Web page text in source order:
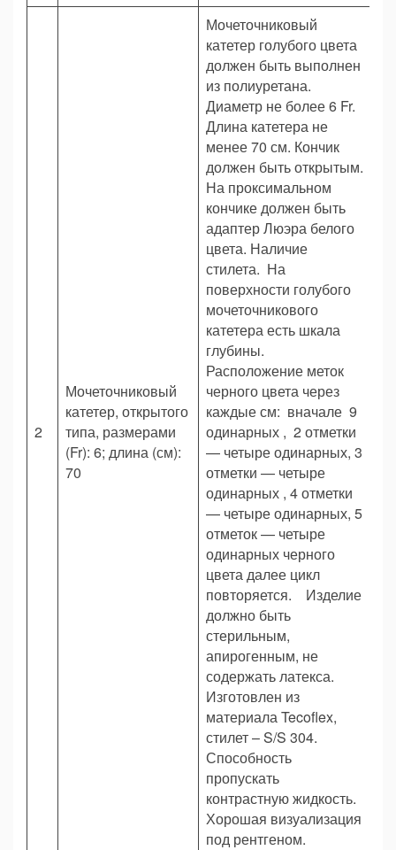
2
Мочеточниковый
катетер, открытого
типа, размерами
(Fr): 6; длина (см):
70
Мочеточниковый
катетер голубого цвета
должен быть выполнен
из полиуретана.
Диаметр не более 6 Fr.
Длина катетера не
менее 70 см. Кончик
должен быть открытым.
На проксимальном
кончике должен быть
адаптер Люэра белого
цвета. Наличие
стилета. На
поверхности голубого
мочеточникового
катетера есть шкала
глубины.
Расположение меток
черного цвета через
каждые см: вначале 9
одинарных , 2 отметки
— четыре одинарных, 3
отметки — четыре
одинарных , 4 отметки
— четыре одинарных, 5
отметок — четыре
одинарных черного
цвета далее цикл
повторяется. Изделие
должно быть
стерильным,
апирогенным, не
содержать латекса.
Изготовлен из
материала Tecoflex,
стилет – S/S 304.
Способность
пропускать
контрастную жидкость.
Хорошая визуализация
под рентгеном.